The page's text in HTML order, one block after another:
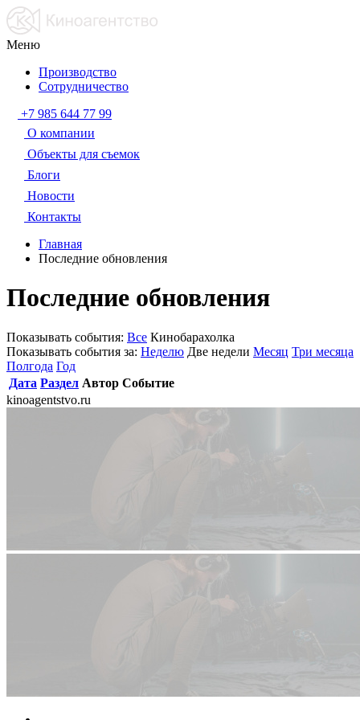
Меню
Производство
Сотрудничество
+7 985 644 77 99
О компании
Объекты для съемок
Блоги
Новости
Контакты
Главная
Последние обновления
Последние обновления
Показывать события: Все Кинобарахолка
Показывать события за: Неделю Две недели Месяц Три месяца
Полгода Год
Дата Раздел Автор Событие
kinoagentstvo.ru